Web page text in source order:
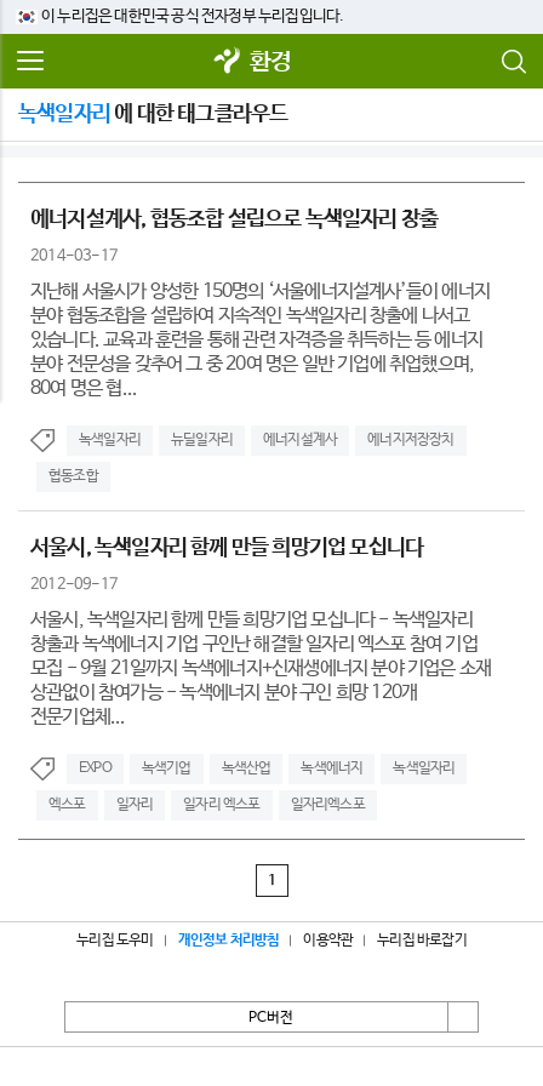
이 누리집은 대한민국 공식 전자정부 누리집입니다.
환경
녹색일자리 에 대한 태그클라우드
에너지설계사, 협동조합 설립으로 녹색일자리 창출
2014-03-17
지난해 서울시가 양성한 150명의 ‘서울에너지설계사’들이 에너지
분야 협동조합을 설립하여 지속적인 녹색일자리 창출에 나서고
있습니다. 교육과 훈련을 통해 관련 자격증을 취득하는 등 에너지
분야 전문성을 갖추어 그 중 20여 명은 일반 기업에 취업했으며,
80여 명은 협...
녹색일자리 뉴딜일자리 에너지설계사 에너지저장장치
협동조합
서울시, 녹색일자리 함께 만들 희망기업 모십니다
2012-09-17
서울시, 녹색일자리 함께 만들 희망기업 모십니다 - 녹색일자리
창출과 녹색에너지 기업 구인난 해결할 일자리 엑스포 참여 기업
모집 - 9월 21일까지 녹색에너지+신재생에너지 분야 기업은 소재
상관없이 참여가능 - 녹색에너지 분야 구인 희망 120개
전문기업체...
EXPO 녹색기업 녹색산업 녹색에너지 녹색일자리
엑스포 일자리 일자리 엑스포 일자리엑스포
1
누리집 도우미 개인정보 처리방침 이용약관 누리집 바로잡기
PC버전